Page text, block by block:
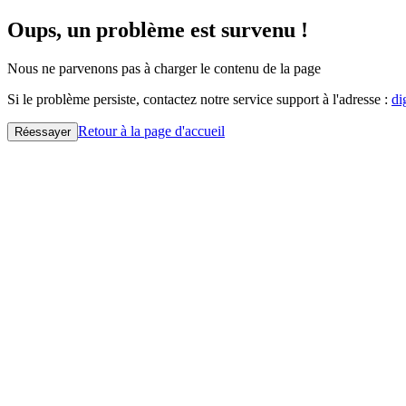
Oups, un problème est survenu !
Nous ne parvenons pas à charger le contenu de la page
Si le problème persiste, contactez notre service support à l'adresse :
Réessayer Retour à la page d'accueil